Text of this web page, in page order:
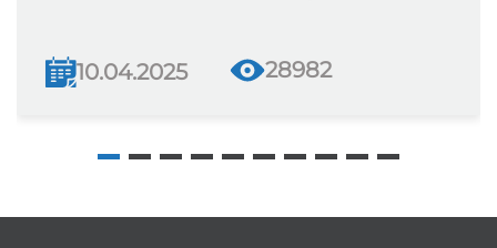
10.04.2025 28982